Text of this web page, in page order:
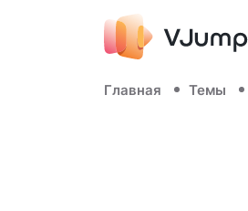
Главная Темы